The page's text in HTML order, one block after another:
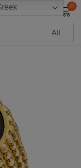
0
Lost password?